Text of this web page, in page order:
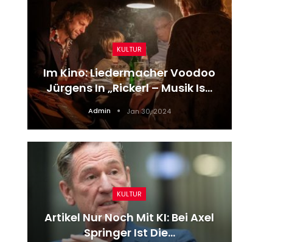
KULTUR
Im Kino: Liedermacher Voodoo
Jürgens In „Rickerl – Musik Is…
Admin Jan 30, 2024
KULTUR
Artikel Nur Noch Mit KI: Bei Axel
Springer Ist Die…